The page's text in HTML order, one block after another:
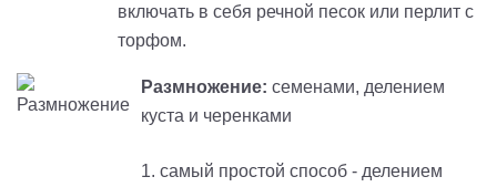
включать в себя речной песок или перлит с
торфом.
Размножение: семенами, делением
куста и черенками
1. самый простой способ - делением